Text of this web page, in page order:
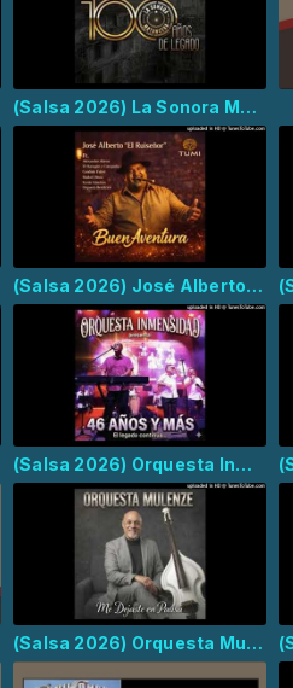
(Salsa 2026) La Sonora Matancera - También Los Hombres Lloran
(Salsa 2026) José Alberto “El Ruiseñor” - La Puerta Del Encanto
(Salsa 2026) Orquesta Inmensidad - Nuestra Historia Musical
(Salsa 2026) Orquesta Mulenze - Me Dejaste En Pausa